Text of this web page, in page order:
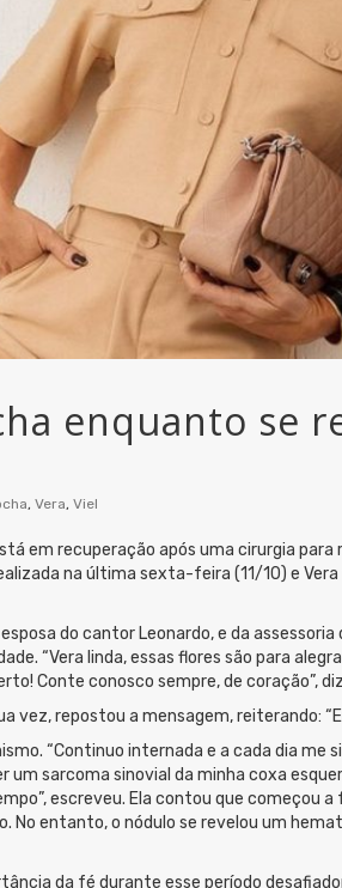
enquanto se
, Vera, Viel
em recuperação após uma cirurgia
na última sexta-feira (11/10) e
do cantor Leonardo, e da assessoria
“Vera linda, essas flores são para
Conte conosco sempre, de coração”,
vez, repostou a mensagem, reiterando:
“Continuo internada e a cada dia me
sarcoma sinovial da minha coxa
escreveu. Ela contou que começou
No entanto, o nódulo se revelou um
da fé durante esse período